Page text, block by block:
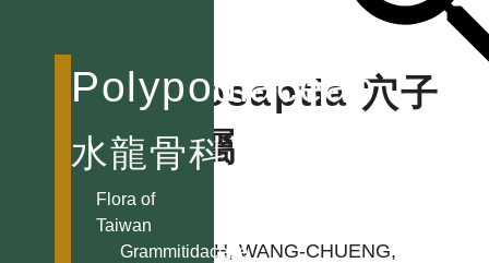
Polypodiaceae
水龍骨科
Flora of
Taiwan
Grammitidaceae
Prosaptia 穴子
蕨屬
SHIEH, WANG-CHUENG,